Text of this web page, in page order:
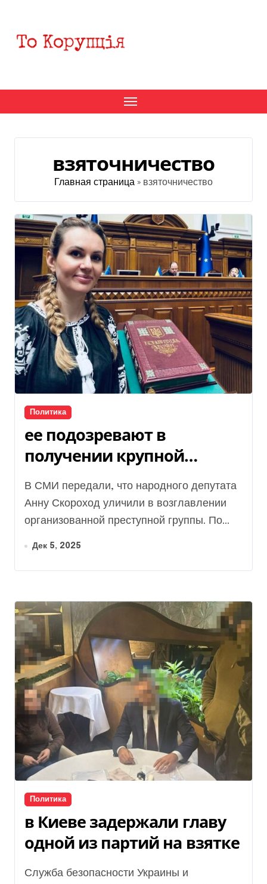
содержанию
взяточничество
Главная страница » взяточничество
Политика
ее подозревают в
получении крупной
взятки, — СМИ
В СМИ передали, что народного депутата
Анну Скороход уличили в возглавлении
организованной преступной группы. По...
Дек 5, 2025
Политика
в Киеве задержали главу
одной из партий на взятке
Служба безопасности Украины и